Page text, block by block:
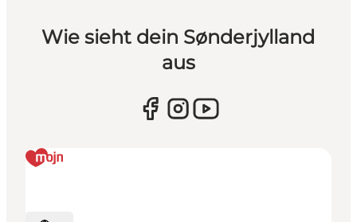
Wie sieht dein Sønderjylland
aus